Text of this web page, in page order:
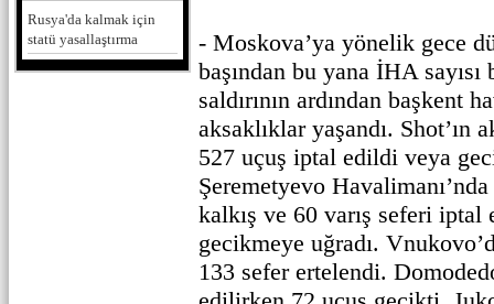
Rusya'da kalmak için
statü yasallaştırma
- Moskova’ya yönelik gece
başından bu yana İHA sayısı
saldırının ardından başkent
aksaklıklar yaşandı. Shot’ın
527 uçuş iptal edildi veya
Şeremetyevo
kalkış ve 60 varış seferi
gecikmeye uğradı.
133 sefer ertelendi.